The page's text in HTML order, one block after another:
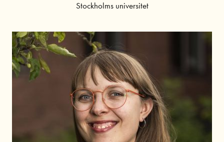
Stockholms universitet